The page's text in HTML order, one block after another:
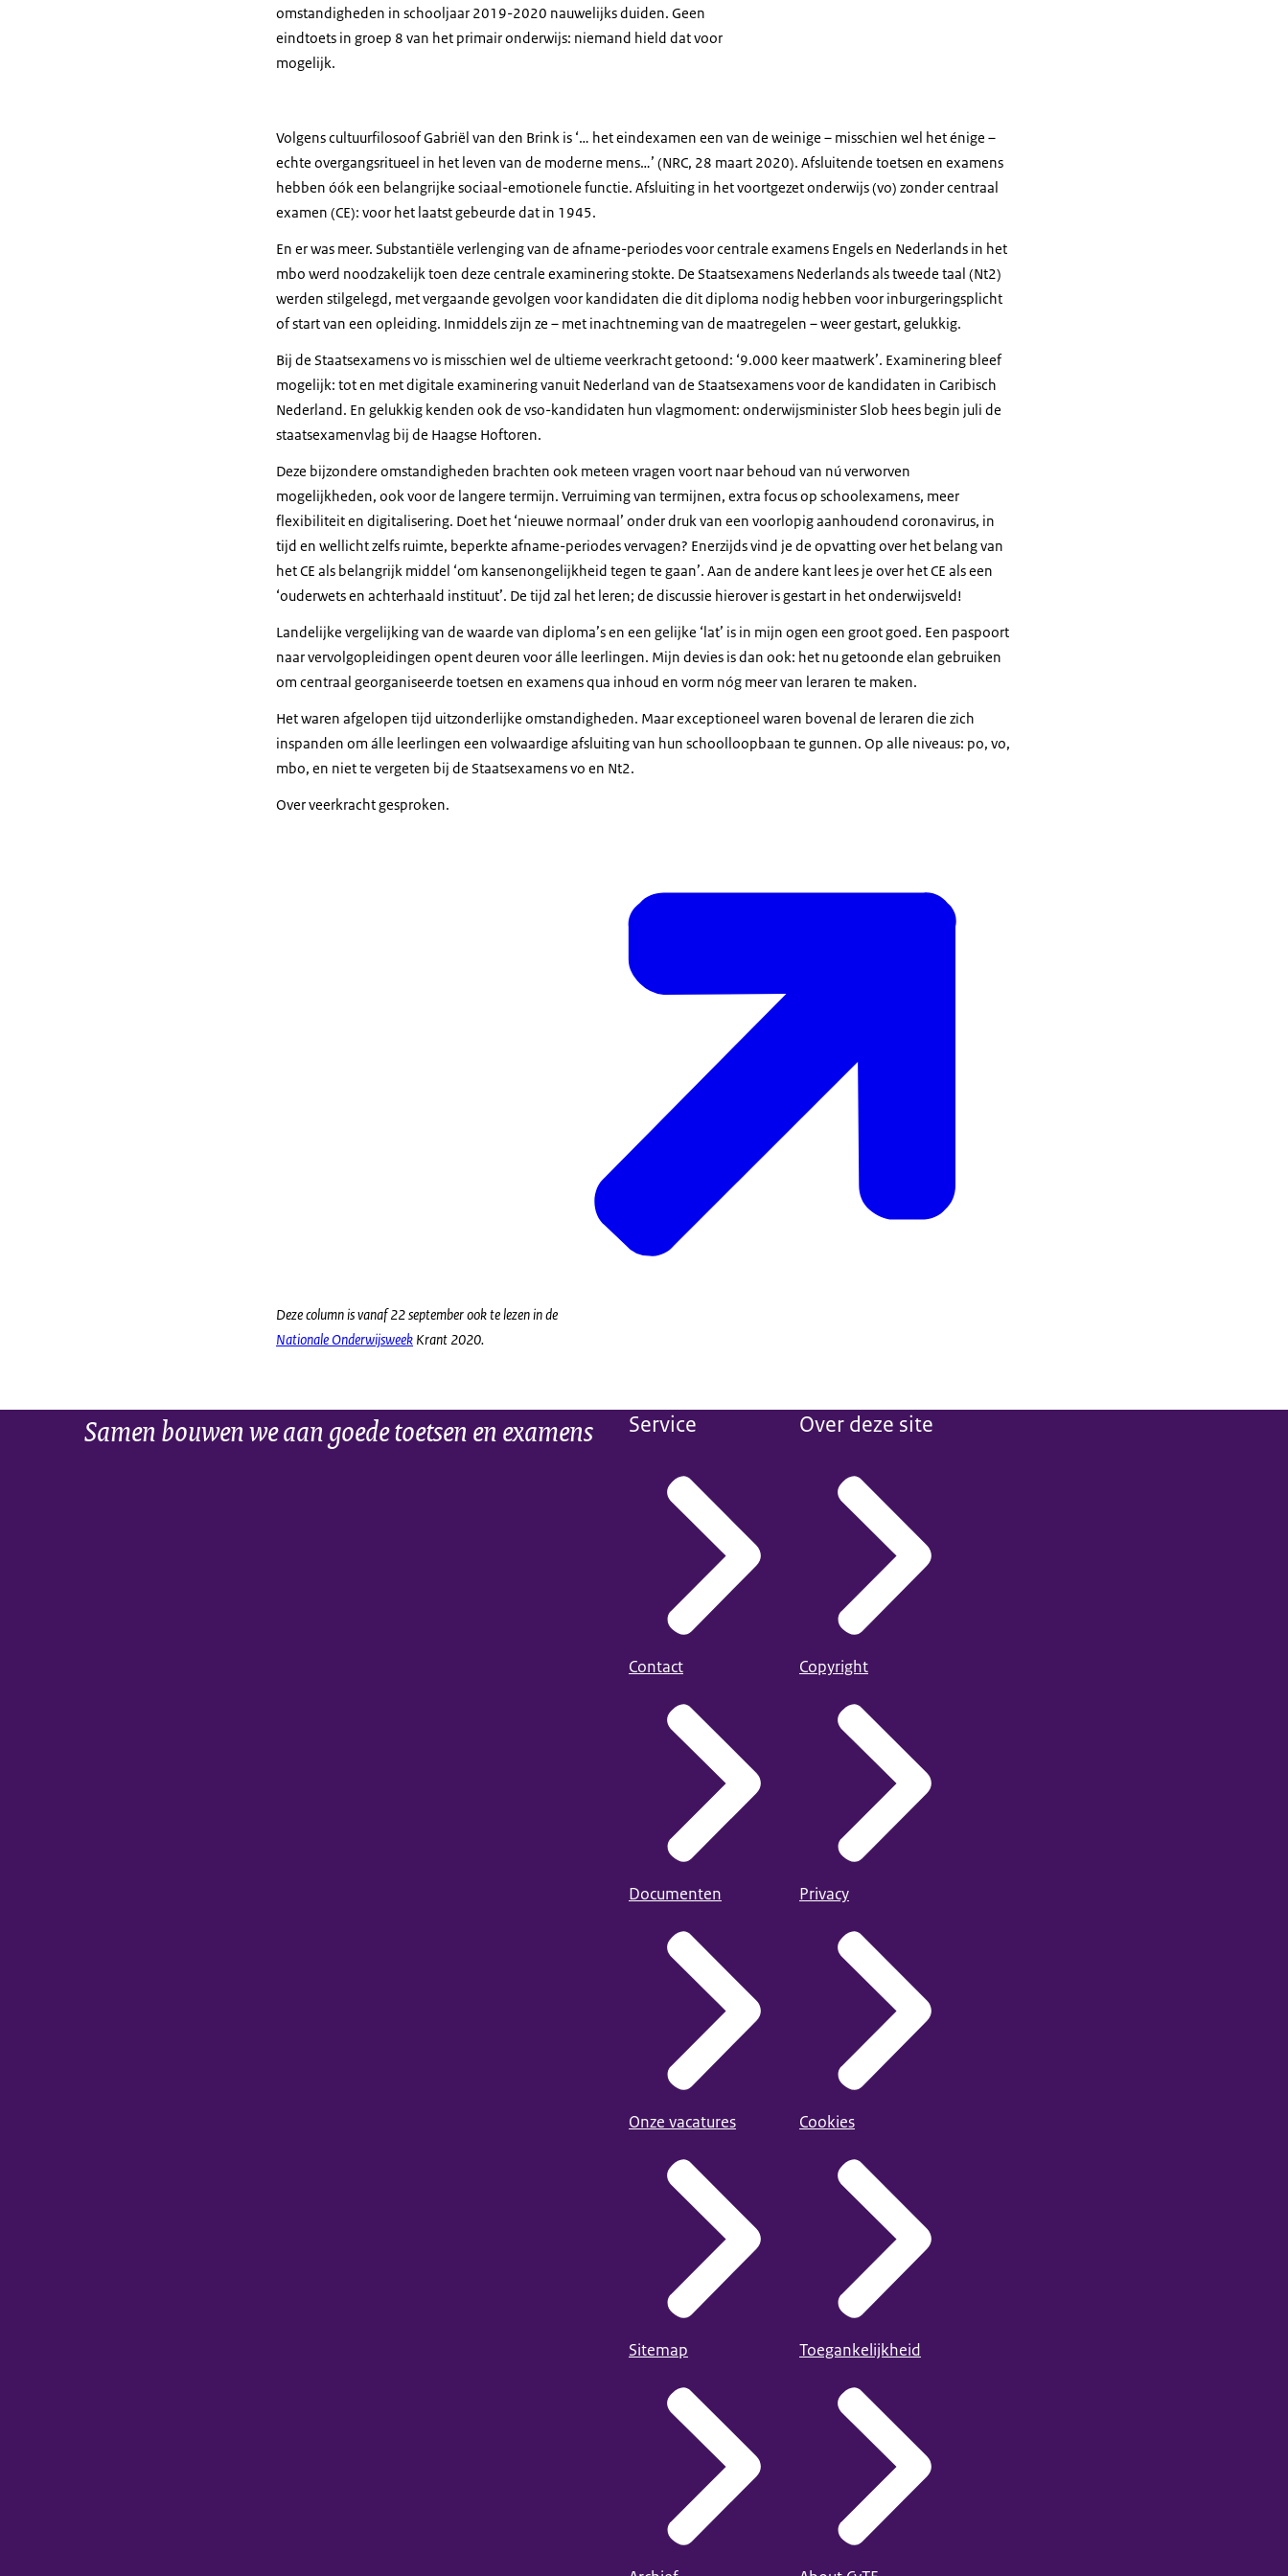
omstandigheden in schooljaar 2019-2020 nauwelijks duiden. Geen
eindtoets in groep 8 van het primair onderwijs: niemand hield dat voor
mogelijk.
Volgens cultuurfilosoof Gabriël van den Brink is ‘… het eindexamen een van de weinige – misschien wel het énige –
echte overgangsritueel in het leven van de moderne mens…’ (NRC, 28 maart 2020). Afsluitende toetsen en examens
hebben óók een belangrijke sociaal-emotionele functie. Afsluiting in het voortgezet onderwijs (vo) zonder centraal
examen (CE): voor het laatst gebeurde dat in 1945.
En er was meer. Substantiële verlenging van de afname-periodes voor centrale examens Engels en Nederlands in het
mbo werd noodzakelijk toen deze centrale examinering stokte. De Staatsexamens Nederlands als tweede taal (Nt2)
werden stilgelegd, met vergaande gevolgen voor kandidaten die dit diploma nodig hebben voor inburgeringsplicht
of start van een opleiding. Inmiddels zijn ze – met inachtneming van de maatregelen – weer gestart, gelukkig.
Bij de Staatsexamens vo is misschien wel de ultieme veerkracht getoond: ‘9.000 keer maatwerk’. Examinering bleef
mogelijk: tot en met digitale examinering vanuit Nederland van de Staatsexamens voor de kandidaten in Caribisch
Nederland. En gelukkig kenden ook de vso-kandidaten hun vlagmoment: onderwijsminister Slob hees begin juli de
staatsexamenvlag bij de Haagse Hoftoren.
Deze bijzondere omstandigheden brachten ook meteen vragen voort naar behoud van nú verworven
mogelijkheden, ook voor de langere termijn. Verruiming van termijnen, extra focus op schoolexamens, meer
flexibiliteit en digitalisering. Doet het ‘nieuwe normaal’ onder druk van een voorlopig aanhoudend coronavirus, in
tijd en wellicht zelfs ruimte, beperkte afname-periodes vervagen? Enerzijds vind je de opvatting over het belang van
het CE als belangrijk middel ‘om kansenongelijkheid tegen te gaan’. Aan de andere kant lees je over het CE als een
‘ouderwets en achterhaald instituut’. De tijd zal het leren; de discussie hierover is gestart in het onderwijsveld!
Landelijke vergelijking van de waarde van diploma’s en een gelijke ‘lat’ is in mijn ogen een groot goed. Een paspoort
naar vervolgopleidingen opent deuren voor álle leerlingen. Mijn devies is dan ook: het nu getoonde elan gebruiken
om centraal georganiseerde toetsen en examens qua inhoud en vorm nóg meer van leraren te maken.
Het waren afgelopen tijd uitzonderlijke omstandigheden. Maar exceptioneel waren bovenal de leraren die zich
inspanden om álle leerlingen een volwaardige afsluiting van hun schoolloopbaan te gunnen. Op alle niveaus: po, vo,
mbo, en niet te vergeten bij de Staatsexamens vo en Nt2.
Over veerkracht gesproken.
Deze column is vanaf 22 september ook te lezen in de
Nationale Onderwijsweek Krant 2020.
Samen bouwen we aan goede toetsen en examens Service
Contact
Documenten
Onze vacatures
Sitemap
Over deze site
Copyright
Privacy
Cookies
Toegankelijkheid